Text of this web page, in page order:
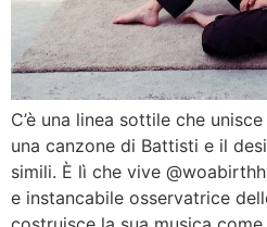
C’è una linea sottile che
una canzone di Battisti e il
simili. È lì che vive
e instancabile osservatrice